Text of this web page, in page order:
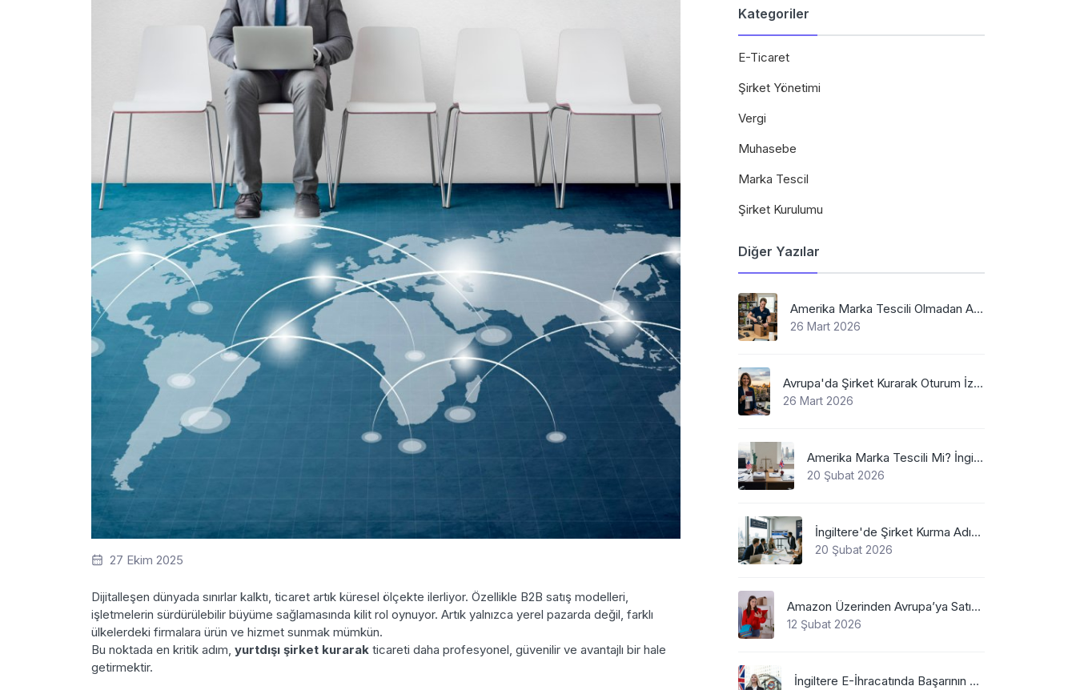
27 Ekim 2025
Dijitalleşen dünyada sınırlar kalktı, ticaret artık küresel ölçekte ilerliyor. Özellikle B2B satış modelleri,
işletmelerin sürdürülebilir büyüme sağlamasında kilit rol oynuyor. Artık yalnızca yerel pazarda değil, farklı
ülkelerdeki firmalara ürün ve hizmet sunmak mümkün.
Bu noktada en kritik adım, yurtdışı şirket kurarak ticareti daha profesyonel, güvenilir ve avantajlı bir hale
getirmektir.
Kategoriler
E-Ticaret
Şirket Yönetimi
Vergi
Muhasebe
Marka Tescil
Şirket Kurulumu
Diğer Yazılar
Amerika Marka Tescili Olmadan Amazon'da Satış Mümkün Mü
26 Mart 2026
Avrupa'da Şirket Kurarak Oturum İzni Alınabilecek En Mantıklı Ülkeler Nelerdir?
26 Mart 2026
Amerika Marka Tescili Mi? İngiltere Mi?
20 Şubat 2026
İngiltere'de Şirket Kurma Adımları
20 Şubat 2026
Amazon Üzerinden Avrupa’ya Satış Yaparken Marka Tescilinin Önemi
12 Şubat 2026
İngiltere E-İhracatında Başarının Anahtarı: Marka Tescili